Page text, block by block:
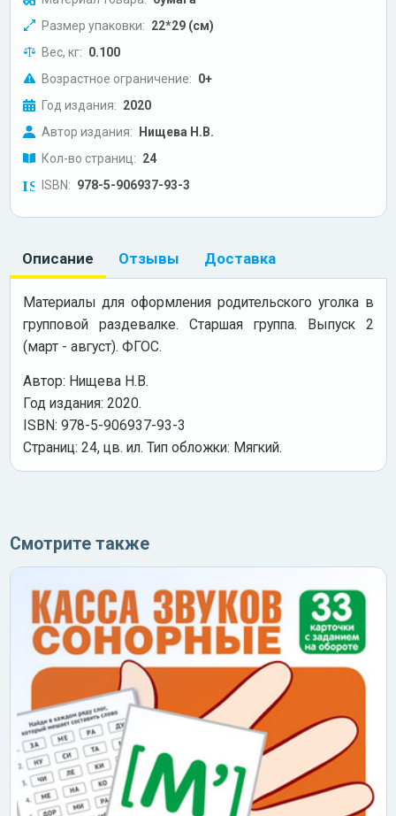
Размер упаковки: 22*29 (см)
Вес, кг: 0.100
Возрастное ограничение: 0+
Год издания: 2020
Автор издания: Нищева Н.В.
Кол-во страниц: 24
ISBN: 978-5-906937-93-3
Описание Отзывы Доставка
Материалы для оформления родительского уголка в
групповой раздевалке. Старшая группа. Выпуск 2
(март - август). ФГОС.
Автор: Нищева Н.В.
Год издания: 2020.
ISBN: 978-5-906937-93-3
Cтраниц: 24, цв. ил. Тип обложки: Мягкий.
Смотрите также